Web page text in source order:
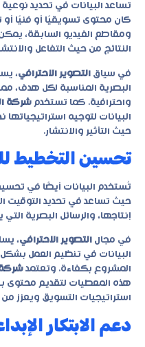
تساعد البيانات في تحديد
كان محتوى تسويقيًا أو فنيًا أو
ومقاطع الفيديو السابقة،
النتائج من حيث التفاعل
في سياق التصوير الاحترافي،
البصرية المناسبة لكل هدف،
واحترافية. كما تستخدم شركة
البيانات لتوجيه
حيث التأثير والانتشار.
تحسين التخطيط
تُستخدم البيانات أيضًا في
حيث تساعد في تحديد التوقيت
إنتاجها، والرسائل البصرية
في مجال التصوير الاحترافي،
البيانات في تنظيم العمل
المشروع بكفاءة. وتعتمد شركة
هذه المعطيات لتقديم محتوى
استراتيجيات التسويق ويعزز من
دعم الابتكار